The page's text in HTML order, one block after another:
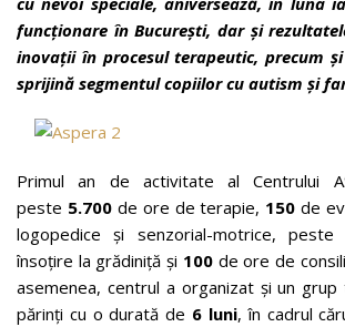
funcționare în București, dar și
inovații în procesul terapeutic, precum
sprijină segmentul copiilor cu autism și
Primul an de activitate al Centrului
peste 5.700de ore de terapie, 150 de
logopedice și senzorial-motrice, peste
însoțire la grădiniță și 100de ore de
asemenea, centrul a organizat și un
părinți cu o durată de 6 luni, în cadrul